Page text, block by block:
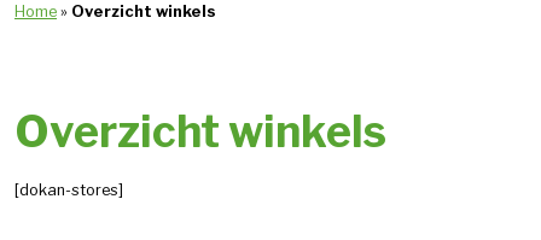
Home » Overzicht winkels
Overzicht winkels
[dokan-stores]